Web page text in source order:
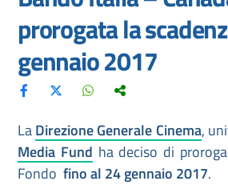
prorogata la
gennaio 2017
LaDirezione Generale Cinema,
Media Fund ha deciso di
Fondo fino al 24 gennaio 2017.